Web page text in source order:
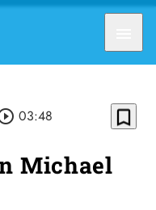
03:48 bookmark_border
Michael